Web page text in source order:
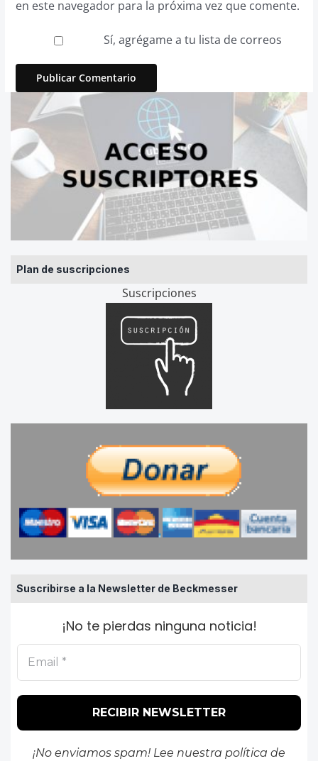
Plan de suscripciones
Suscripciones
Suscribirse a la Newsletter de Beckmesser
¡No te pierdas ninguna noticia!
¡No enviamos spam! Lee nuestra política de
en este navegador para la próxima vez que comente.
Sí, agrégame a tu lista de correos